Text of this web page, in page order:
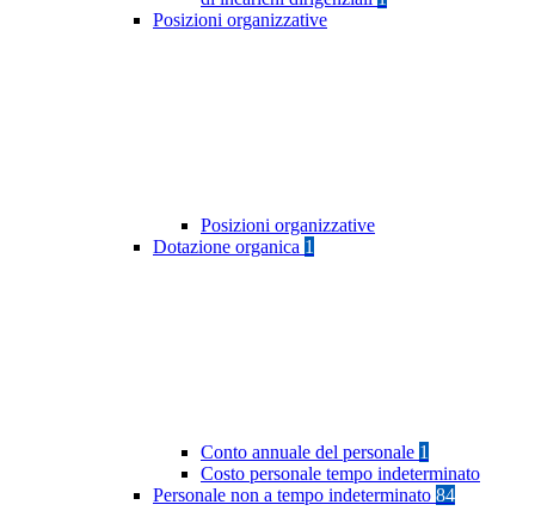
Posizioni organizzative
Posizioni organizzative
Dotazione organica 1
Conto annuale del personale 1
Costo personale tempo indeterminato
Personale non a tempo indeterminato 84